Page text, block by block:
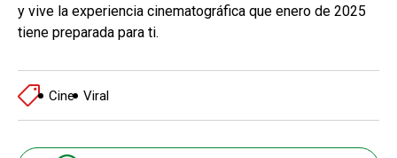
y vive la experiencia cinematográfica que enero de 2025
tiene preparada para ti.
Cine Viral